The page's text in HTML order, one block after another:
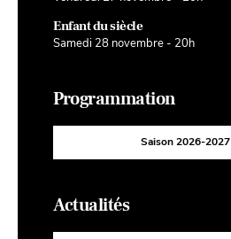
Enfant du siècle
Samedi 28 novembre - 20h
Programmation
Saison 2026-2027
Actualités